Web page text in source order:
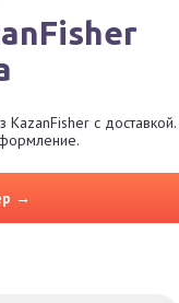
с доставкой.
→